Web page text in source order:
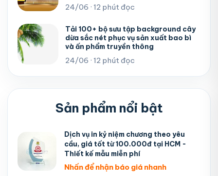
24/06 · 12 phút đọc
Tải 100+ bộ sưu tập background cây
dừa sắc nét phục vụ sản xuất bao bì
và ấn phẩm truyền thông
24/06 · 12 phút đọc
Sản phẩm nổi bật
Dịch vụ in kỷ niệm chương theo yêu
cầu, giá tốt từ 100.000đ tại HCM -
Thiết kế mẫu miễn phí
Nhấn để nhận báo giá nhanh